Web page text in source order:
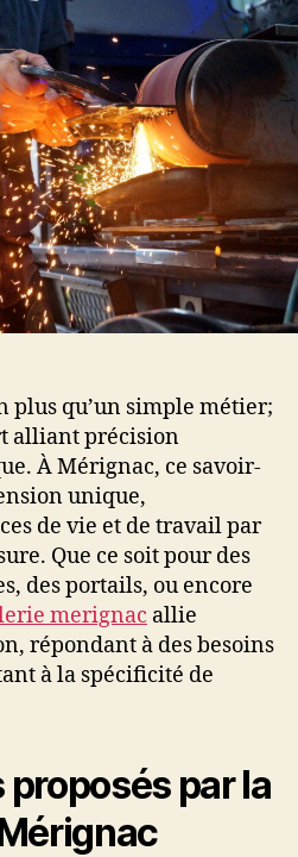
plus qu’un simple métier;
alliant précision
À Mérignac, ce savoir-
unique,
de vie et de travail par
Que ce soit pour des
des portails, ou encore
merignac allie
répondant à des besoins
à la spécificité de
par la